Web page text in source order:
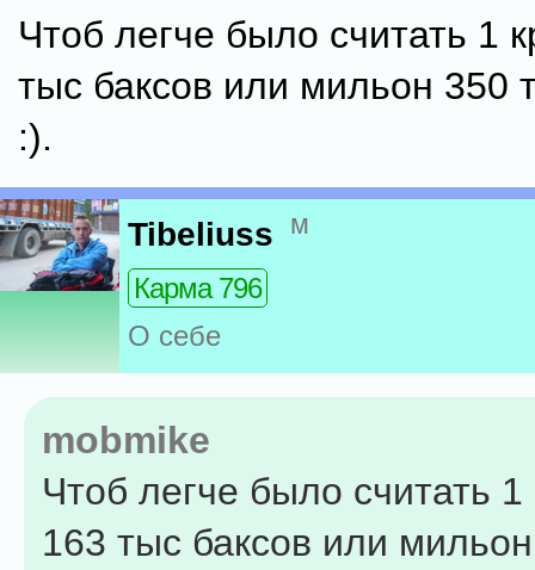
Чтоб легче было считать 1
тыс баксов или мильон 350
:).
Tibeliuss м
Карма 796
О себе
mobmike
Чтоб легче было считать 1
163 тыс баксов или